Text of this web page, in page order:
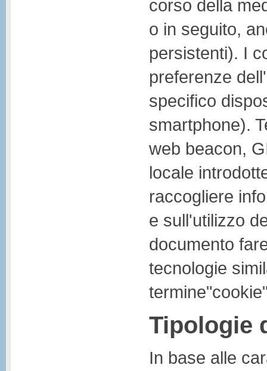
corso della
o in seguito,
persistenti). I
preferenze
specifico
smartphone).
web beacon,
locale
raccogliere
e sull'utilizzo
documento
tecnologie
Tipologie
In base alle